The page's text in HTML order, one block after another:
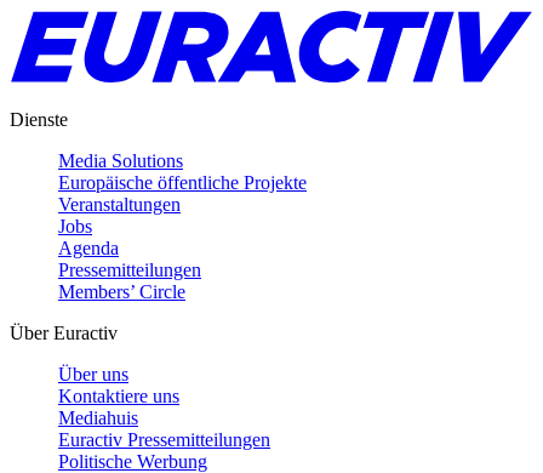
Dienste
Media Solutions
Europäische öffentliche Projekte
Veranstaltungen
Jobs
Agenda
Pressemitteilungen
Members’ Circle
Über Euractiv
Über uns
Kontaktiere uns
Mediahuis
Euractiv Pressemitteilungen
Politische Werbung